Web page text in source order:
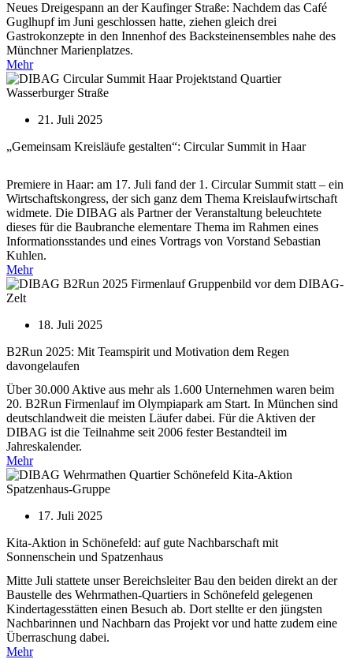
Neues Dreigespann an der Kaufinger Straße: Nachdem das Café
Guglhupf im Juni geschlossen hatte, ziehen gleich drei
Gastrokonzepte in den Innenhof des Backsteinensembles nahe des
Münchner Marienplatzes.
Mehr
21. Juli 2025
„Gemeinsam Kreisläufe gestalten“: Circular Summit in Haar
Premiere in Haar: am 17. Juli fand der 1. Circular Summit statt – ein
Wirtschaftskongress, der sich ganz dem Thema Kreislaufwirtschaft
widmete. Die DIBAG als Partner der Veranstaltung beleuchtete
dieses für die Baubranche elementare Thema im Rahmen eines
Informationsstandes und eines Vortrags von Vorstand Sebastian
Kuhlen.
Mehr
18. Juli 2025
B2Run 2025: Mit Teamspirit und Motivation dem Regen
davongelaufen
Über 30.000 Aktive aus mehr als 1.600 Unternehmen waren beim
20. B2Run Firmenlauf im Olympiapark am Start. In München sind
deutschlandweit die meisten Läufer dabei. Für die Aktiven der
DIBAG ist die Teilnahme seit 2006 fester Bestandteil im
Jahreskalender.
Mehr
17. Juli 2025
Kita-Aktion in Schönefeld: auf gute Nachbarschaft mit
Sonnenschein und Spatzenhaus
Mitte Juli stattete unser Bereichsleiter Bau den beiden direkt an der
Baustelle des Wehrmathen-Quartiers in Schönefeld gelegenen
Kindertagesstätten einen Besuch ab. Dort stellte er den jüngsten
Nachbarinnen und Nachbarn das Projekt vor und hatte zudem eine
Überraschung dabei.
Mehr